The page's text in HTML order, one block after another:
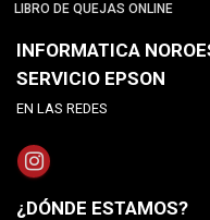
LIBRO DE QUEJAS ONLINE
INFORMATICA
SERVICIO EPSON
EN LAS REDES
¿DÓNDE ESTAMOS?